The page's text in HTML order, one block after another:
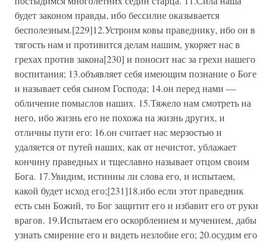
будет законом правды, ибо бессилие оказывается
бесполезным.[229]12.Устроим ковы праведнику, ибо он в
тягость нам и противится делам нашим, укоряет нас в
грехах против закона[230] и поносит нас за грехи нашего
воспитания; 13.объявляет себя имеющим познание о Боге
и называет себя сыном Господа; 14.он перед нами —
обличение помыслов наших. 15.Тяжело нам смотреть на
него, ибо жизнь его не похожа на жизнь других, и
отличны пути его: 16.он считает нас мерзостью и
удаляется от путей наших, как от нечистот, ублажает
кончину праведных и тщеславно называет отцом своим
Бога. 17.Увидим, истинны ли слова его, и испытаем,
какой будет исход его;[231]18.ибо если этот праведник
есть сын Божий, то Бог защитит его и избавит его от руки
врагов. 19.Испытаем его оскорблением и мучением, дабы
узнать смирение его и видеть незлобие его; 20.осудим его